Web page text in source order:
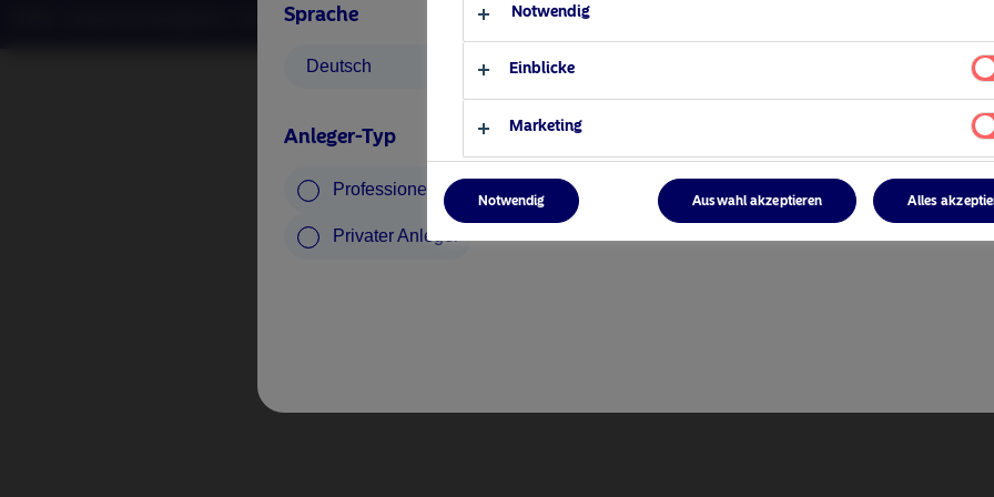
Sprache
Deutsch
Anleger-Typ
Professioneller Anleger
Privater Anleger
©2026 – Nordea Asset Management – alle Rechte vorbehalten Notwendig
Einblicke
Marketing
Notwendig Auswahl akzeptieren Alles